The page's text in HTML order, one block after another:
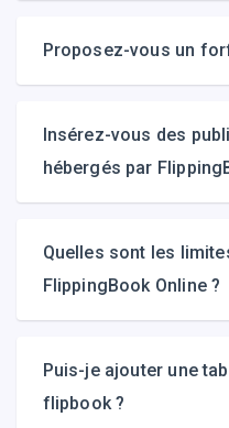
Proposez-vous un
Insérez-vous des
hébergés par
Quelles sont les
FlippingBook Online ?
Puis-je ajouter une
flipbook ?